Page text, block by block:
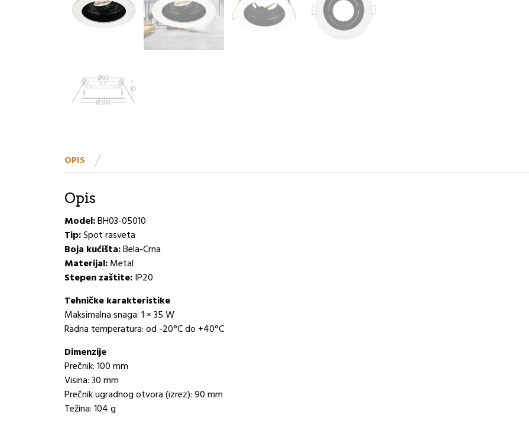
OPIS
Opis
Model:BH03-05010
Tip:Spot rasveta
Boja kućišta:Bela-Crna
Materijal:Metal
Stepen zaštite:IP20
Tehničke karakteristike
Maksimalna snaga: 1 × 35 W
Radna temperatura: od -20°C do +40°C
Dimenzije
Prečnik: 100 mm
Visina: 30 mm
Prečnik ugradnog otvora (izrez): 90 mm
Težina: 104 g